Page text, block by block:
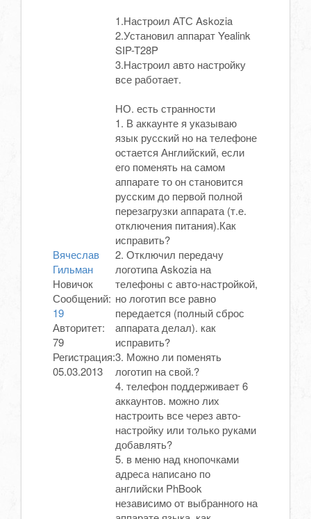
Вячеслав
Гильман
Новичок
Сообщений:
19
Авторитет:
79
Регистрация:
05.03.2013
1.Настроил АТС Askozia
2.Установил аппарат Yealink
SIP-T28P
3.Настроил авто настройку
все работает.
НО. есть странности
1. В аккаунте я указываю
язык русский но на телефоне
остается Английский, если
его поменять на самом
аппарате то он становится
русским до первой полной
перезагрузки аппарата (т.е.
отключения питания).Как
исправить?
2. Отключил передачу
логотипа Askozia на
телефоны с авто-настройкой,
но логотип все равно
передается (полный сброс
аппарата делал). как
исправить?
3. Можно ли поменять
логотип на свой.?
4. телефон поддерживает 6
аккаунтов. можно лих
настроить все через авто-
настройку или только руками
добавлять?
5. в меню над кнопочками
адреса написано по
английски PhBook
независимо от выбранного на